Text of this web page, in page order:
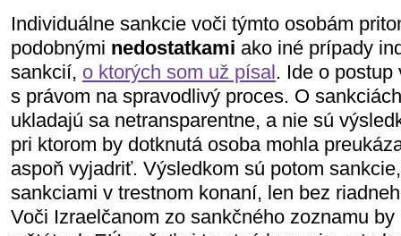
Individuálne sankcie voči týmto osobám
podobnými nedostatkami ako iné prípady
sankcií, o ktorých som už písal. Ide o postup
s právom na spravodlivý proces. O
ukladajú sa netransparentne, a nie sú
pri ktorom by dotknutá osoba mohla
aspoň vyjadriť. Výsledkom sú potom
sankciami v trestnom konaní, len bez
Voči Izraelčanom zo sankčného zoznamu